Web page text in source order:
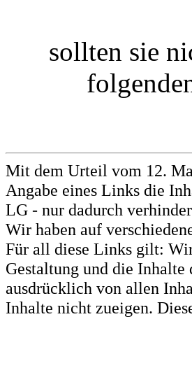
sollten sie
Mit dem Urteil vom 12.
Angabe eines Links die
LG - nur dadurch
Wir haben auf
Für all diese Links gilt:
Gestaltung und die
ausdrücklich von allen
Inhalte nicht zueigen.